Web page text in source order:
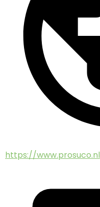
https://www.prosuco.nl